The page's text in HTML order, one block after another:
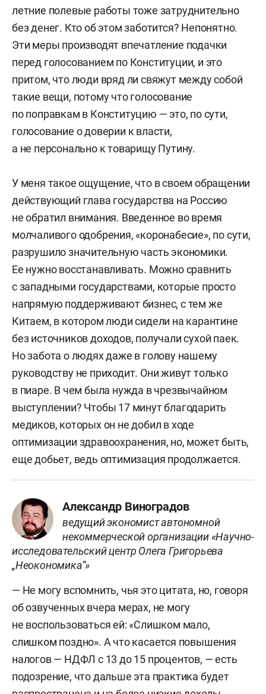
летние полевые работы тоже затруднительно
без денег. Кто об этом заботится? Непонятно.
Эти меры производят впечатление подачки
перед голосованием по Конституции, и это
притом, что люди вряд ли свяжут между собой
такие вещи, потому что голосование
по поправкам в Конституцию — это, по сути,
голосование о доверии к власти,
а не персонально к товарищу Путину.
У меня такое ощущение, что в своем обращении
действующий глава государства на Россию
не обратил внимания. Введенное во время
молчаливого одобрения, «коронабесие», по сути,
разрушило значительную часть экономики.
Ее нужно восстанавливать. Можно сравнить
с западными государствами, которые просто
напрямую поддерживают бизнес, с тем же
Китаем, в котором люди сидели на карантине
без источников доходов, получали сухой паек.
Но забота о людях даже в голову нашему
руководству не приходит. Они живут только
в пиаре. В чем была нужда в чрезвычайном
выступлении? Чтобы 17 минут благодарить
медиков, которых он не добил в ходе
оптимизации здравоохранения, но, может быть,
еще добьет, ведь оптимизация продолжается.
Александр Виноградов
ведущий экономист автономной
некоммерческой организации «Научно-
исследовательский центр Олега Григорьева
„Неокономика“»
— Не могу вспомнить, чья это цитата, но, говоря
об озвученных вчера мерах, не могу
не воспользоваться ей: «Слишком мало,
слишком поздно». А что касается повышения
налогов — НДФЛ с 13 до 15 процентов, — есть
подозрение, что дальше эта практика будет